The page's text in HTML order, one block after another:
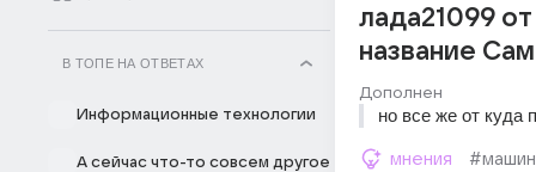
В ТОПЕ НА ОТВЕТАХ
Информационные технологии
А сейчас что-то совсем другое
лада21099
название
Дополнен
но все же от
мнения